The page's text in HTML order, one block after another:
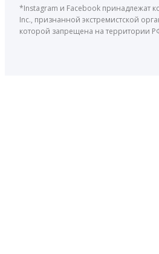
*Instagram и Facebook принадлежат
Inc., признанной экстремистской
которой запрещена на территории